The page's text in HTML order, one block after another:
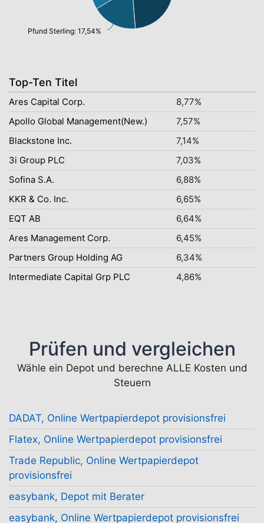
Pfund Sterling: 17,54%
Top-Ten Titel
Ares Capital Corp.
8,77%
Apollo Global Management(New.)
7,57%
Blackstone Inc.
7,14%
3i Group PLC
7,03%
Sofina S.A.
6,88%
KKR & Co. Inc.
6,65%
EQT AB
6,64%
Ares Management Corp.
6,45%
Partners Group Holding AG
6,34%
Intermediate Capital Grp PLC
4,86%
Prüfen und vergleichen
Wähle ein Depot und berechne ALLE Kosten und
Steuern
DADAT, Online Wertpapierdepot provisionsfrei
Flatex, Online Wertpapierdepot provisionsfrei
Trade Republic, Online Wertpapierdepot
provisionsfrei
easybank, Depot mit Berater
easybank, Online Wertpapierdepot provisionsfrei